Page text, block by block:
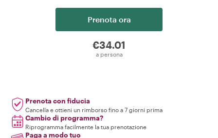
Prenota ora
€34.01
a persona
Prenota con fiducia
Cancella e ottieni un rimborso fino a 7 giorni prima
Cambio di programma?
Riprogramma facilmente la tua prenotazione
Paga a modo tuo